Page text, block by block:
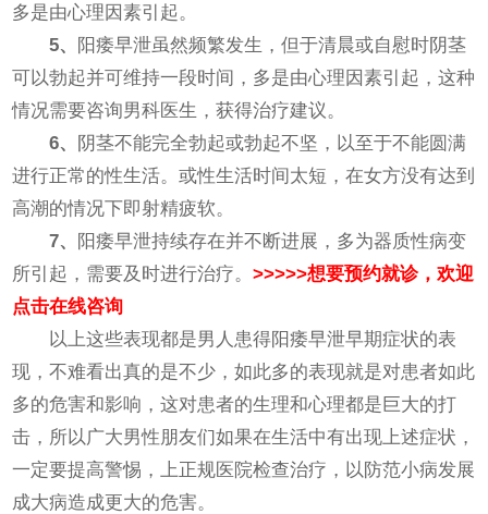
多是由心理因素引起。
5、 阳痿早泄虽然频繁发生，但于清晨或自慰时阴茎
可以勃起并可维持一段时间，多是由心理因素引起，这种
情况需要咨询男科医生，获得治疗建议。
6、 阴茎不能完全勃起或勃起不坚，以至于不能圆满
进行正常的性生活。或性生活时间太短，在女方没有达到
高潮的情况下即射精疲软。
7、 阳痿早泄持续存在并不断进展，多为器质性病变
所引起，需要及时进行治疗。>>>>>想要预约就诊，欢迎
点击在线咨询
以上这些表现都是男人患得阳痿早泄早期症状的表
现，不难看出真的是不少，如此多的表现就是对患者如此
多的危害和影响，这对患者的生理和心理都是巨大的打
击，所以广大男性朋友们如果在生活中有出现上述症状，
一定要提高警惕，上正规医院检查治疗，以防范小病发展
成大病造成更大的危害。